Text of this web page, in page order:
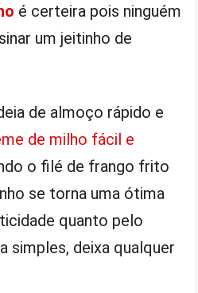
é certeira pois ninguém
um jeitinho de
de almoço rápido e
de milho fácil e
o filé de frango frito
se torna uma ótima
quanto pelo
simples, deixa qualquer